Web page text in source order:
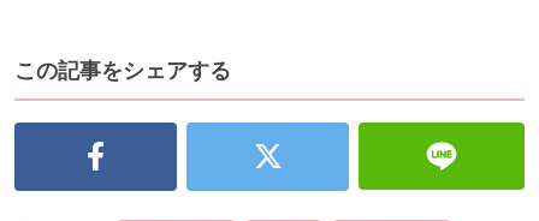
この記事をシェアする